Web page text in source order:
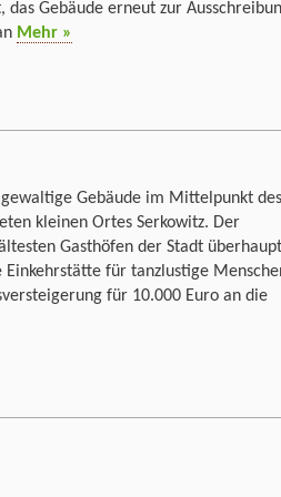
Gebäude erneut zur
Mehr »
Gebäude im Mittelpunkt des
kleinen Ortes Serkowitz. Der
Gasthöfen der Stadt
für tanzlustige
für 10.000 Euro an die